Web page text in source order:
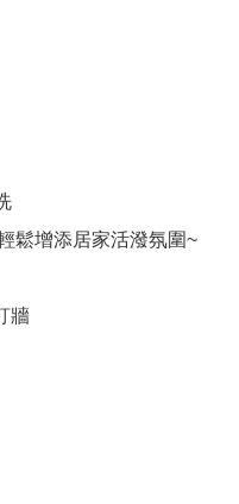
鬆增添居家活潑氛圍~
牆